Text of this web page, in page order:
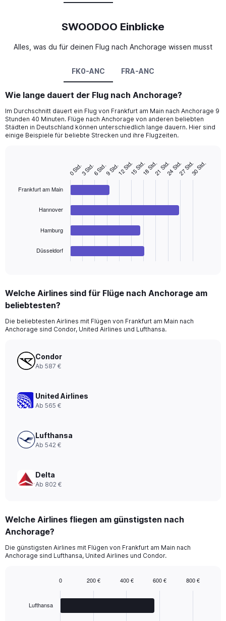
SWOODOO Einblicke
Alles, was du für deinen Flug nach Anchorage wissen musst
FK0-ANC FRA-ANC
Wie lange dauert der Flug nach Anchorage?
Im Durchschnitt dauert ein Flug von Frankfurt am Main nach Anchorage 9
Stunden 40 Minuten. Flüge nach Anchorage von anderen beliebten
Städten in Deutschland können unterschiedlich lange dauern. Hier sind
einige Beispiele für beliebte Strecken und ihre Flugzeiten.
Range:
4
The
chart
Y
axis
values.
Range:
1800.
Frankfurt am Main
Hannover
Hamburg
Düsseldorf
0 Std. 6 Std. 12 Std. 18 Std. 24 Std. 30 Std.
3 Std. 9 Std. 15 Std. 21 Std. 27 Std.
Welche Airlines sind für Flüge nach Anchorage am
beliebtesten?
Die beliebtesten Airlines mit Flügen von Frankfurt am Main nach
Anchorage sind Condor, United Airlines und Lufthansa.
Condor
Ab 587 €
United Airlines
Ab 565 €
Lufthansa
Ab 542 €
Delta
Ab 802 €
Welche Airlines fliegen am günstigsten nach
Anchorage?
Die günstigsten Airlines mit Flügen von Frankfurt am Main nach
Anchorage sind Lufthansa, United Airlines und Condor.
Lufthansa
0 200 € 400 € 600 € 800 €